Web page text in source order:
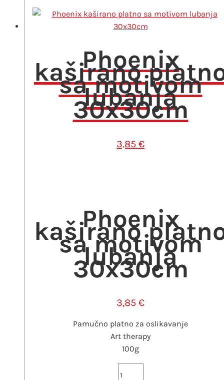
Phoenix
kaširano
sa motivom
lubanja
30x30cm
3,85 €
Phoenix
kaširano
sa motivom
lubanja
30x30cm
3,85 €
Pamučno platno za oslikavanje
Art therapy
100g